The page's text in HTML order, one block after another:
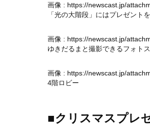
画像 : https://newscast.jp/
「光の大階段」にはプレゼント
画像 : https://newscast.jp/
ゆきだるまと撮影できるフォト
画像 : https://newscast.jp/
4階ロビー
■クリスマスプレ